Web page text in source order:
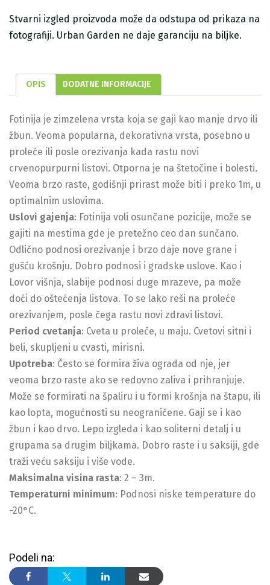
Stvarni izgled proizvoda može da odstupa od prikaza na
fotografiji. Urban Garden ne daje garanciju na biljke.
OPIS DODATNE INFORMACIJE
Fotinija je zimzelena vrsta koja se gaji kao manje drvo ili
žbun. Veoma popularna, dekorativna vrsta, posebno u
proleće ili posle orezivanja kada rastu novi
crvenopurpurni listovi. Otporna je na štetočine i bolesti.
Veoma brzo raste, godišnji prirast može biti i preko 1m, u
optimalnim uslovima.
Uslovi gajenja: Fotinija voli osunčane pozicije, može se
gajiti na mestima gde je pretežno ceo dan sunčano.
Odlično podnosi orezivanje i brzo daje nove grane i
gušću krošnju. Dobro podnosi i gradske uslove. Kao i
Lovor višnja, slabije podnosi duge mrazeve, pa može
doći do oštećenja listova. To se lako reši na proleće
orezivanjem, posle čega rastu novi zdravi listovi.
Period cvetanja: Cveta u proleće, u maju. Cvetovi sitni i
beli, skupljeni u cvasti, mirisni.
Upotreba: Često se formira živa ograda od nje, jer
veoma brzo raste ako se redovno zaliva i prihranjuje.
Može se formirati na špaliru i u formi krošnja na štapu, ili
kao lopta, mogućnosti su neograničene. Gaji se i kao
žbun i kao drvo. Lepo izgleda i kao soliterni detalj i u
grupama sa drugim biljkama. Dobro raste i u saksiji, gde
traži veću saksiju i više vode.
Maksimalna visina rasta: 2 – 3m.
Temperaturni minimum: Podnosi niske temperature do
-20°C.
Podeli na: